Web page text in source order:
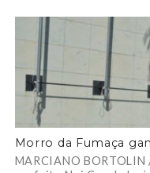
Morro da Fumaça
MARCIANO